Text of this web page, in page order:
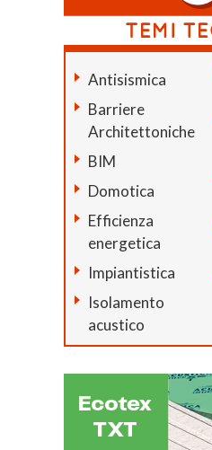
Antisismica
Barriere
Architettoniche
BIM
Domotica
Efficienza
energetica
Impiantistica
Isolamento
acustico